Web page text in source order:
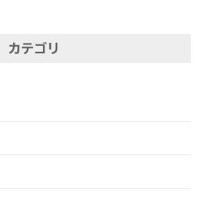
カテゴリ